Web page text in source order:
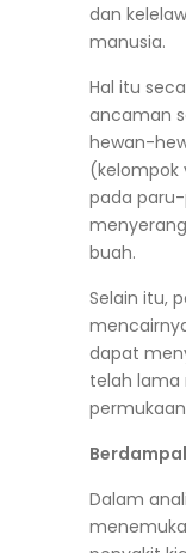
dan
manusia.
Hal itu
ancaman
hewan-
(kelompok
pada
menyerang
buah.
Selain itu,
dapat
telah lama
Dalam